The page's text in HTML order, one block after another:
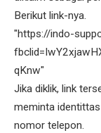
Berikut link-nya.
"https://indo-
qKnw"
Jika diklik, link
meminta
nomor telepon.